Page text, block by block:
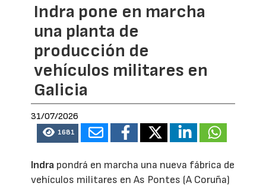
Indra pone en marcha
una planta de
producción de
vehículos militares en
Galicia
31/07/2026
1681
Indra pondrá en marcha una nueva fábrica de
vehículos militares en As Pontes (A Coruña)